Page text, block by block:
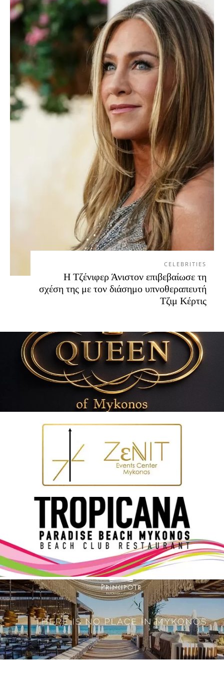
CELEBRITIES
Η Τζένιφερ Άνιστον επιβεβαίωσε τη
σχέση της με τον διάσημο υπνοθεραπευτή
Τζιμ Κέρτις